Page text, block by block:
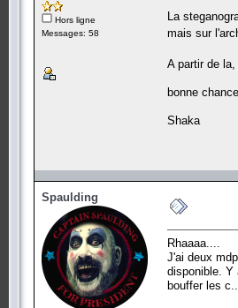
Hors ligne
Messages: 58
La
mais sur
A partir de
bonne
Shaka
Spaulding
Rhaaaa....
J'ai deux
disponible. Y
bouffer les